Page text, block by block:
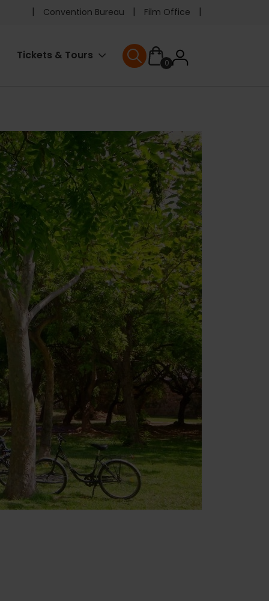
Pre
header
Convention Bureau Film Office
Tickets & Tours
0User
User menu